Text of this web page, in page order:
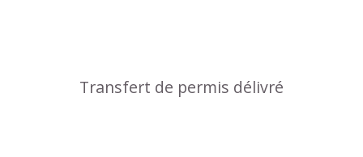
Transfert de permis délivré